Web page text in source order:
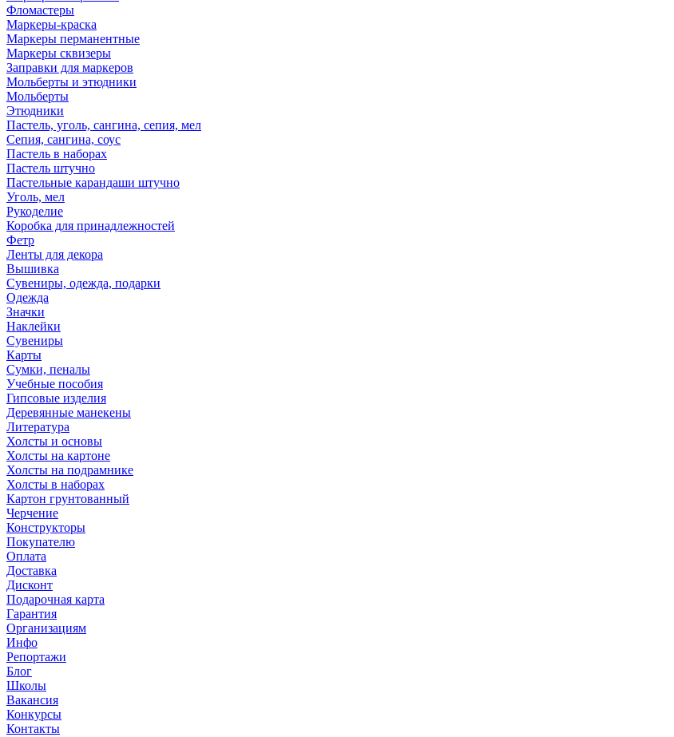
Фломастеры
Маркеры-краска
Маркеры перманентные
Маркеры сквизеры
Заправки для маркеров
Мольберты и этюдники
Мольберты
Этюдники
Пастель, уголь, сангина, сепия, мел
Сепия, сангина, соус
Пастель в наборах
Пастель штучно
Пастельные карандаши штучно
Уголь, мел
Рукоделие
Коробка для принадлежностей
Фетр
Ленты для декора
Вышивка
Сувениры, одежда, подарки
Одежда
Значки
Наклейки
Сувениры
Карты
Сумки, пеналы
Учебные пособия
Гипсовые изделия
Деревянные манекены
Литература
Холсты и основы
Холсты на картоне
Холсты на подрамнике
Холсты в наборах
Картон грунтованный
Черчение
Конструкторы
Покупателю
Оплата
Доставка
Дисконт
Подарочная карта
Гарантия
Организациям
Инфо
Репортажи
Блог
Школы
Вакансия
Конкурсы
Контакты